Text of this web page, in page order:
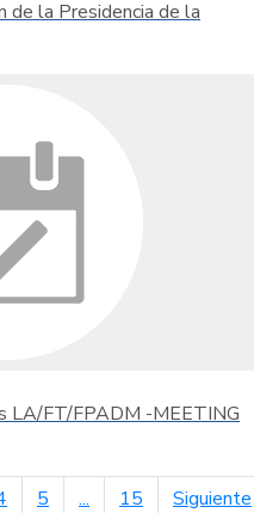
de la Presidencia de la
LA/FT/FPADM -MEETING
5 ... 15 Siguiente